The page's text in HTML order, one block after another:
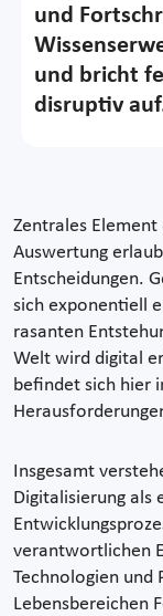
und
und bricht
disruptiv
Zentrales
Auswertung
Entscheidungen.
sich exponentiell
rasanten
Welt wird digital
befindet sich hier
Insgesamt
Digitalisierung als
verantwortlichen
Technologien und
Lebensbereichen